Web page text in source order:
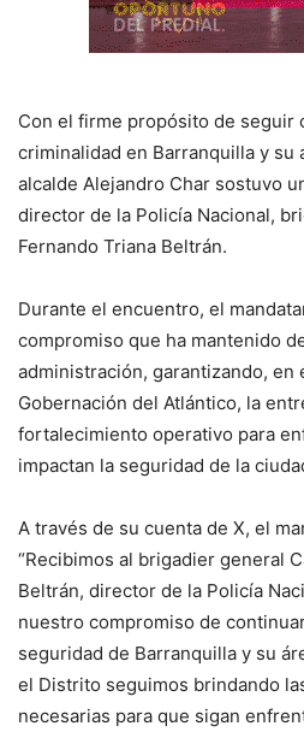
Con el firme propósito de seguir
criminalidad en Barranquilla y su
alcalde Alejandro Char sostuvo
director de la Policía Nacional,
Fernando Triana Beltrán.
Durante el encuentro, el
compromiso que ha mantenido
administración, garantizando, en
Gobernación del Atlántico, la
fortalecimiento operativo para
impactan la seguridad de la
A través de su cuenta de X, el
“Recibimos al brigadier general
Beltrán, director de la Policía
nuestro compromiso de
seguridad de Barranquilla y su
el Distrito seguimos brindando
necesarias para que sigan